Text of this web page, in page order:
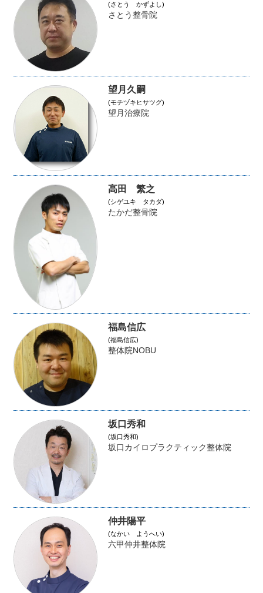
(さとう かずよし)
さとう整骨院
望月久嗣
(モチヅキヒサツグ)
望月治療院
高田 繁之
(シゲユキ タカダ)
たかだ整骨院
福島信広
(福島信広)
整体院NOBU
坂口秀和
(坂口秀和)
坂口カイロプラクティック整体院
仲井陽平
(なかい ようへい)
六甲仲井整体院